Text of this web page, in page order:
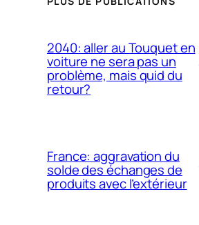
2040: aller au Touquet en
voiture ne sera pas un
problème, mais quid du
retour?
France: aggravation du
solde des échanges de
produits avec l’extérieur